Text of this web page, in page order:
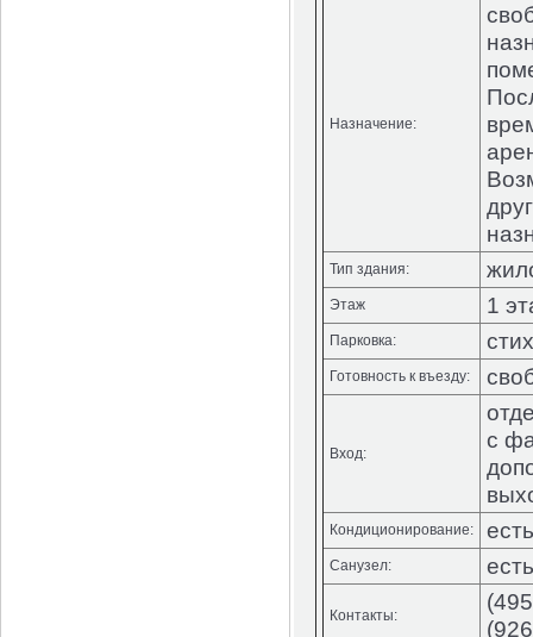
Назначение:
Тип здания:
Этаж 1
Парковка:
Готовность к въезду:
Вход:
с
Кондиционирование: есть
Санузел: есть
Контакты: